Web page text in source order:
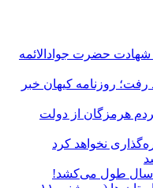
شهادت حضرت جوادالائمه
رفت؛ روزنامه کیهان خبر
هرمزگان از دولت
نخواهد کرد